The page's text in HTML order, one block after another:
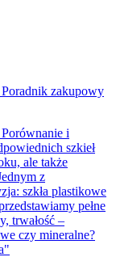
Poradnik zakupowy
i
szkieł
ale także
z
szkła plastikowe
pełne
trwałość –
czy mineralne?